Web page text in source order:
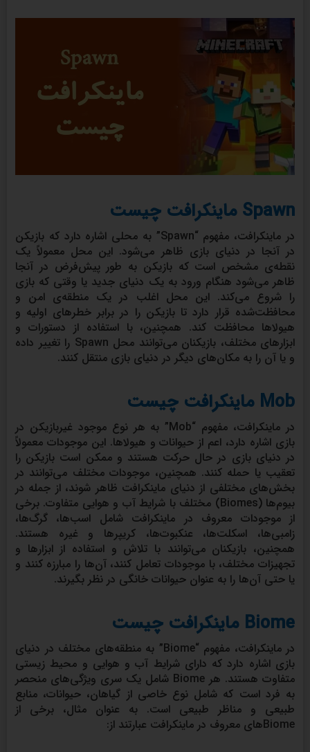
Spawn ماینکرافت چیست
در ماینکرافت، مفهوم “Spawn” به محلی اشاره دارد که بازیکن
در آنجا در دنیای بازی ظاهر می‌شود. این محل معمولاً یک
نقطه‌ی مشخص است که بازیکن به طور پیش‌فرض در آنجا
ظاهر می‌شود هنگام ورود به یک دنیای جدید یا وقتی که بازی
را شروع می‌کند. این محل اغلب در یک منطقه‌ی امن و
محافظت‌شده قرار دارد تا بازیکن را در برابر خطرهای اولیه و
هیولاها محافظت کند. همچنین، با استفاده از دستورات و
ابزارهای مختلف، بازیکنان می‌توانند محل Spawn را تغییر داده
و یا آن را به مکان‌های دیگر در دنیای بازی منتقل کنند.
Mob ماینکرافت چیست
در ماینکرافت، مفهوم “Mob” به هر نوع موجود غیربازیکن در
بازی اشاره دارد، اعم از حیوانات و هیولاها. این موجودات معمولاً
در دنیای بازی در حال حرکت هستند و ممکن است بازیکن را
تعقیب یا حمله کنند. همچنین، موجودات مختلف می‌توانند در
بخش‌های مختلفی از دنیای ماینکرافت ظاهر شوند، از جمله در
بیوم‌ها (Biomes) مختلف با شرایط آب و هوایی متفاوت. برخی
از موجودات معروف در ماینکرافت شامل اسب‌ها، گرگ‌ها،
زامبی‌ها، اسکلت‌ها، عنکبوت‌ها، کریپرها و غیره هستند.
همچنین، بازیکنان می‌توانند با تلاش و استفاده از ابزارها و
تجهیزات مختلف، با موجودات تعامل کنند، آن‌ها را مبارزه کنند و
یا حتی آن‌ها را به عنوان حیوانات خانگی در نظر بگیرند.
Biome ماینکرافت چیست
در ماینکرافت، مفهوم “Biome” به منطقه‌های مختلف در دنیای
بازی اشاره دارد که دارای شرایط آب و هوایی و محیط زیستی
متفاوت هستند. هر Biome شامل یک سری ویژگی‌های منحصر
به فرد است که شامل نوع خاصی از گیاهان، حیوانات، منابع
طبیعی و مناظر طبیعی است. به عنوان مثال، برخی از
Biome‌های معروف در ماینکرافت عبارتند از: